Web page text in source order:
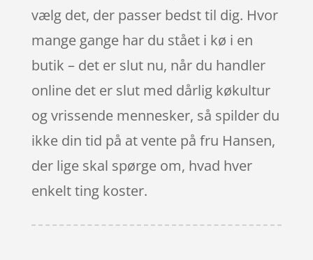
vælg det, der passer bedst til dig. Hvor
mange gange har du stået i kø i en
butik – det er slut nu, når du handler
online det er slut med dårlig køkultur
og vrissende mennesker, så spilder du
ikke din tid på at vente på fru Hansen,
der lige skal spørge om, hvad hver
enkelt ting koster.